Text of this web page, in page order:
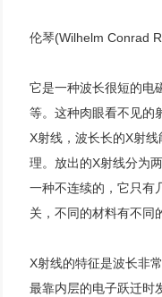
伦琴(Wilhelm Conrad
它是一种波长很短的电
等。这种肉眼看不见的
X射线，波长长的X射
理。放出的X射线分为
一种不连续的，它只有
关，不同的材料有不同
X射线的特征是波长非
最靠内层的电子跃迁时